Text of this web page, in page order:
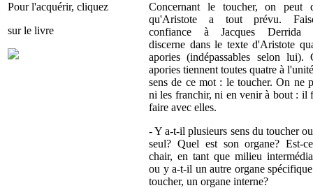
Pour l'acquérir, cliquez
sur le livre
Concernant le toucher, on peut
qu'Aristote a tout prévu.
confiance à Jacques Derrida
discerne dans le texte d'Aristote
apories (indépassables selon lui).
apories tiennent toutes quatre à
sens de ce mot : le toucher. On ne
ni les franchir, ni en venir à bout : il
faire avec elles.
- Y a-t-il plusieurs sens du toucher
seul? Quel est son organe? Est-
chair, en tant que milieu
ou y a-t-il un autre organe
toucher, un organe interne?